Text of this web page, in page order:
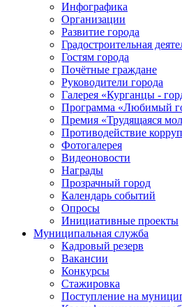
Инфографика
Организации
Развитие города
Градостроительная
Гостям города
Почётные граждане
Руководители города
Галерея «Курганцы -
Программа «Любимый
Премия «Трудящаяся
Противодействие
Фотогалерея
Видеоновости
Награды
Прозрачный город
Календарь событий
Опросы
Инициативные проекты
Муниципальная служба
Кадровый резерв
Вакансии
Конкурсы
Стажировка
Поступление на